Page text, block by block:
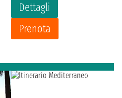
Dettagli
Prenota